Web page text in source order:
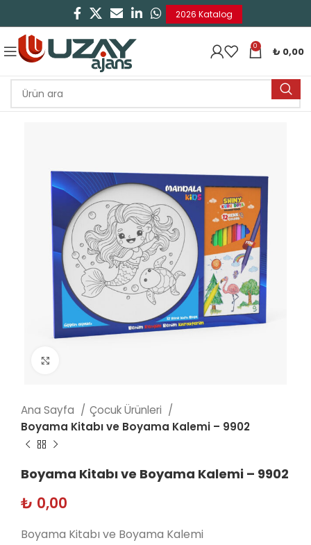
2026 Katalog
0 ₺ 0,00
Ana Sayfa
Çocuk Ürünleri
Boyama Kitabı ve Boyama Kalemi – 9902
Boyama Kitabı ve Boyama Kalemi – 9902
₺ 0,00
Boyama Kitabı ve Boyama Kalemi